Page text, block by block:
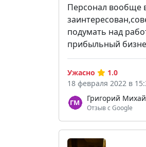
Персонал вообще
подумать над
прибыльный
Григорий
Отзыв с Google
Ужасно
1.0
18 февраля 2022 в